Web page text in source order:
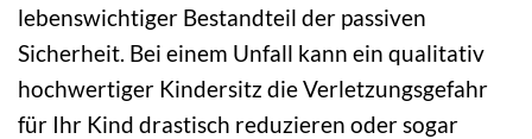
lebenswichtiger Bestandteil der passiven
Sicherheit. Bei einem Unfall kann ein qualitativ
hochwertiger Kindersitz die Verletzungsgefahr
für Ihr Kind drastisch reduzieren oder sogar